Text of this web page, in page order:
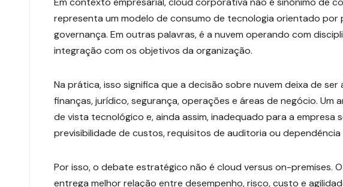
representa um modelo de consumo de tecnologia orientado por
governança. Em outras palavras, é a nuvem operando com
integração com os objetivos da organização.
Na prática, isso significa que a decisão sobre nuvem deixa de
finanças, jurídico, segurança, operações e áreas de negócio.
de vista tecnológico e, ainda assim, inadequado para a empresa
previsibilidade de custos, requisitos de auditoria ou
Por isso, o debate estratégico não é cloud versus on-premises.
entrega melhor relação entre desempenho, risco, custo e